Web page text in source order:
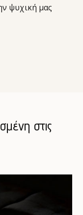
ψυχική μας
στις